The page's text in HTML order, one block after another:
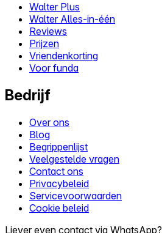
Walter Plus
Walter Alles-in-één
Reviews
Prijzen
Vriendenkorting
Voor funda
Bedrijf
Over ons
Blog
Begrippenlijst
Veelgestelde vragen
Contact ons
Privacybeleid
Servicevoorwaarden
Cookie beleid
Liever even contact via WhatsApp?